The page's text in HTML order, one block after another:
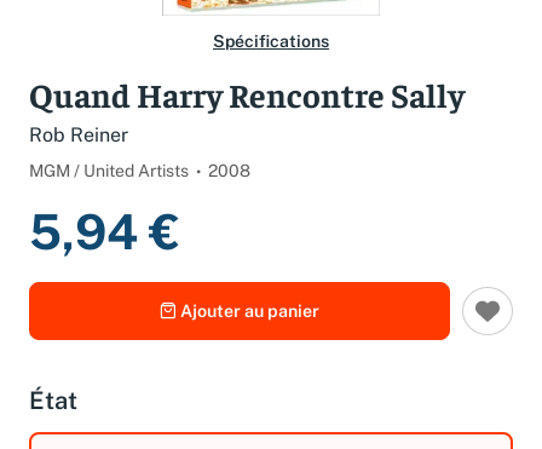
Spécifications
Quand Harry Rencontre Sally
Rob Reiner
MGM / United Artists 2008
5,94 €
Ajouter au panier
État